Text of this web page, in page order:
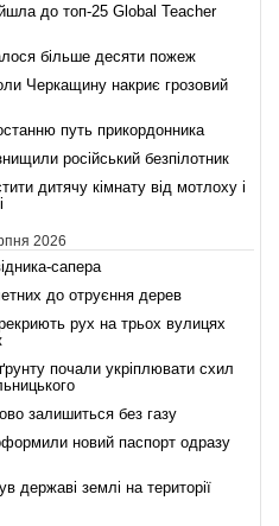
до топ-25 Global Teacher
більше десяти пожеж
Черкащину накриє грозовий
путь прикордонника
російський безпілотник
дитячу кімнату від мотлоху і
2026
сапера
до отруєння дерев
рух на трьох вулицях
почали укріплювати схил
залишиться без газу
новий паспорт одразу
державі землі на території